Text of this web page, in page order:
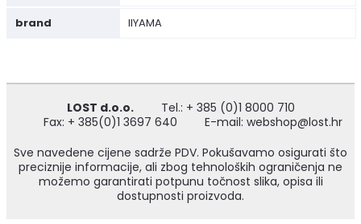
brand IIYAMA
LOST d.o.o.
Tel.: + 385 (0)1 8000 710
Fax: + 385(0)1 3697 640
E-mail: webshop@lost.hr
Sve navedene cijene sadrže PDV. Pokušavamo osigurati što
preciznije informacije, ali zbog tehnoloških ograničenja ne
možemo garantirati potpunu točnost slika, opisa ili
dostupnosti proizvoda.